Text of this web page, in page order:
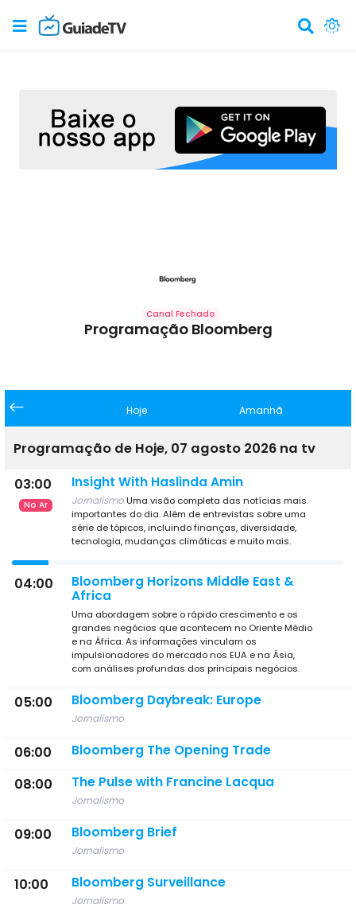
Canal Fechado
Programação Bloomberg
Hoje Amanhã
Programação de Hoje, 07 agosto 2026 na tv
03:00
No Ar
Insight With Haslinda Amin
JornalismoUma visão completa das notícias mais
importantes do dia. Além de entrevistas sobre uma
série de tópicos, incluindo finanças, diversidade,
tecnologia, mudanças climáticas e muito mais.
04:00
Bloomberg Horizons Middle East &
Africa
Uma abordagem sobre o rápido crescimento e os
grandes negócios que acontecem no Oriente Médio
e na África. As informações vinculam os
impulsionadores do mercado nos EUA e na Ásia,
com análises profundas dos principais negócios.
05:00 Bloomberg Daybreak: Europe
Jornalismo
06:00 Bloomberg The Opening Trade
08:00 The Pulse with Francine Lacqua
Jornalismo
09:00 Bloomberg Brief
Jornalismo
10:00 Bloomberg Surveillance
Jornalismo